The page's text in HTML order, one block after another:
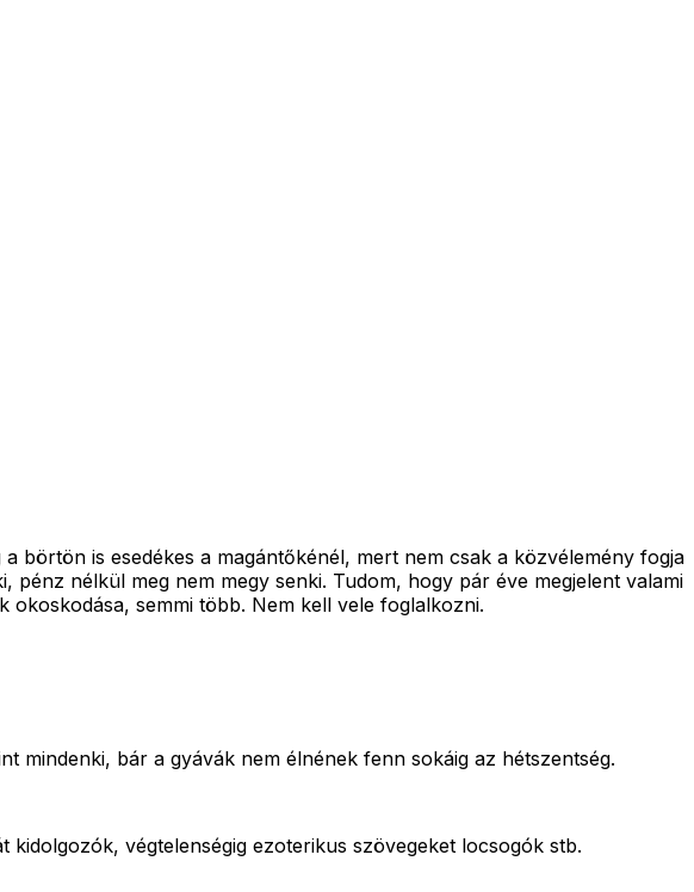
börtön is esedékes a magántőkénél, mert nem csak a közvélemény fogja
nélkül meg nem megy senki. Tudom, hogy pár éve megjelent valami
semmi több. Nem kell vele foglalkozni.
mindenki, bár a gyávák nem élnének fenn sokáig az hétszentség.
végtelenségig ezoterikus szövegeket locsogók stb.